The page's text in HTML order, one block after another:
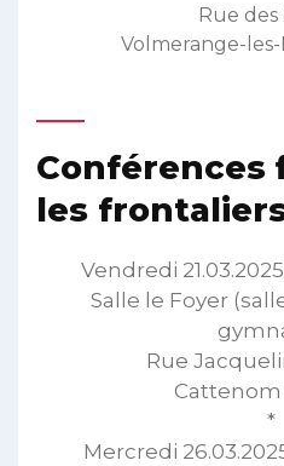
Rue des
Volmerange-
Conférences
les
Vendredi
Salle le Foyer
Rue
Cattenom
*
Mercredi